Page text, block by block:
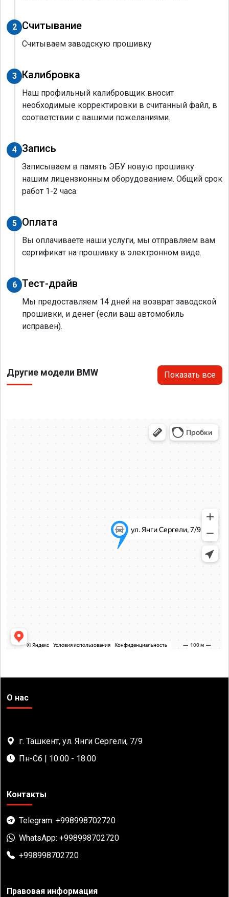
2 Считывание
Считываем заводскую прошивку
3 Калибровка
Наш профильный калибровщик вносит
необходимые корректировки в считанный файл, в
соответствии с вашими пожеланиями.
4 Запись
Записываем в память ЭБУ новую прошивку
нашим лицензионным оборудованием. Общий срок
работ 1-2 часа.
5 Оплата
Вы оплачиваете наши услуги, мы отправляем вам
сертификат на прошивку в электронном виде.
6 Тест-драйв
Мы предоставляем 14 дней на возврат заводской
прошивки, и денег (если ваш автомобиль
исправен).
Другие модели BMW Показать все
О нас
г. Ташкент, ул. Янги Сергели, 7/9
Пн-Сб | 10:00 - 18:00
Контакты
Telegram: +998998702720
WhatsApp: +998998702720
+998998702720
Правовая информация